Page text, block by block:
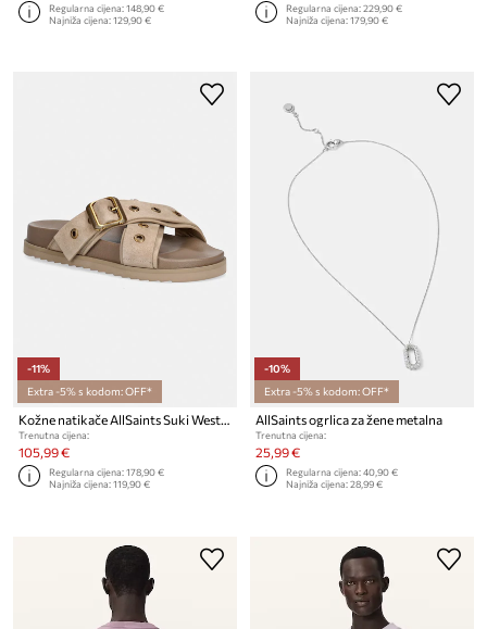
Regularna cijena:148,90 €
Najniža cijena:129,90 €
Regularna cijena:229,90 €
Najniža cijena:179,90 €
-11%
Extra -5% s kodom: OFF*
Kožne natikače AllSaints Suki Western Sandal
Trenutna cijena:
105,99 €
Regularna cijena:178,90 €
Najniža cijena:119,90 €
-10%
Extra -5% s kodom: OFF*
AllSaints ogrlica za žene metalna
Trenutna cijena:
25,99 €
Regularna cijena:40,90 €
Najniža cijena:28,99 €